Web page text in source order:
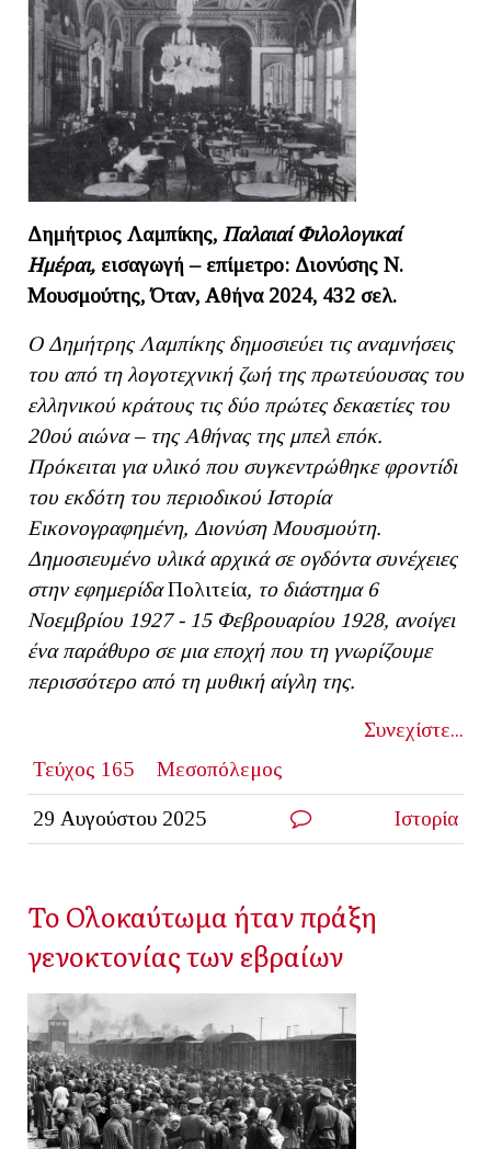
Δημήτριος Λαμπίκης, Παλαιαί Φιλολογικαί
Ημέραι, εισαγωγή – επίμετρο: Διονύσης Ν.
Μουσμούτης, Όταν, Αθήνα 2024, 432 σελ.
Ο Δημήτρης Λαμπίκης δημοσιεύει τις αναμνήσεις
του από τη λογοτεχνική ζωή της πρωτεύουσας του
ελληνικού κράτους τις δύο πρώτες δεκαετίες του
20ού αιώνα – της Αθήνας της μπελ επόκ.
Πρόκειται για υλικό που συγκεντρώθηκε φροντίδι
του εκδότη του περιοδικού Ιστορία
Εικονογραφημένη, Διονύση Μουσμούτη.
Δημοσιευμένο υλικά αρχικά σε ογδόντα συνέχειες
στην εφημερίδαΠολιτεία, το διάστημα 6
Νοεμβρίου 1927 - 15 Φεβρουαρίου 1928, ανοίγει
ένα παράθυρο σε μια εποχή που τη γνωρίζουμε
περισσότερο από τη μυθική αίγλη της.
Συνεχίστε...
Τεύχος 165
Μεσοπόλεμος
29 Αυγούστου 2025 Ιστορία
Το Ολοκαύτωμα ήταν πράξη
γενοκτονίας των εβραίων